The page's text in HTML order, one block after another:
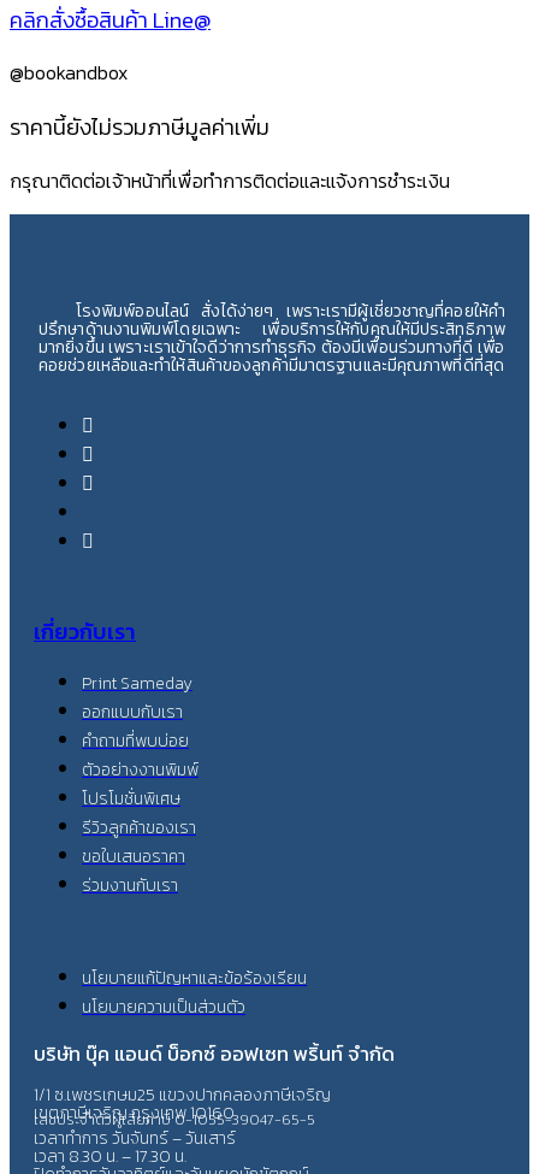
คลิกสั่งซื้อสินค้า Line@
@bookandbox
ราคานี้ยังไม่รวมภาษีมูลค่าเพิ่ม
กรุณาติดต่อเจ้าหน้าที่เพื่อทำการติดต่อและแจ้งการชำระเงิน
โรงพิมพ์ออนไลน์ สั่งได้ง่ายๆ เพราะเรามีผู้เชี่ยวชาญที่คอยให้คำ
ปรึกษาด้านงานพิมพ์โดยเฉพาะ เพื่อบริการให้กับคุณให้มีประสิทธิภาพ
มากยิ่งขึ้น เพราะเราเข้าใจดีว่าการทำธุรกิจ ต้องมีเพื่อนร่วมทางที่ดี เพื่อ
คอยช่วยเหลือและทำให้สินค้าของลูกค้ามีมาตรฐานและมีคุณภาพที่ดีที่สุด
เกี่ยวกับเรา
Print Sameday
ออกแบบกับเรา
คำถามที่พบบ่อย
ตัวอย่างงานพิมพ์
โปรโมชั่นพิเศษ
รีวิวลูกค้าของเรา
ขอใบเสนอราคา
ร่วมงานกับเรา
นโยบายแก้ปัญหาและข้อร้องเรียน
นโยบายความเป็นส่วนตัว
บริษัท บุ๊ค แอนด์ บ็อกซ์ ออฟเซท พริ้นท์ จำกัด
1/1 ซ.เพชรเกษม25 แขวงปากคลองภาษีเจริญ
เขตภาษีเจริญ กรุงเทพ 10160
เลขประจำตัวผู้เสียภาษี 0-1055-39047-65-5
เวลาทำการ วันจันทร์ – วันเสาร์
เวลา 8.30 น. – 17.30 น.